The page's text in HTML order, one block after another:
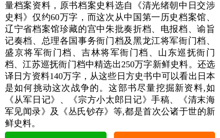
量档案资料，原书档案史料选自《清光绪朝中日交涉
史料》仅约60万字，而这次从中国第一历史档案馆、
辽宁省档案馆珍藏的宫中朱批奏折档、电报档、谕旨
记奏档、总理各国事务衙门档及黑龙江将军衙门档、
盛京将军衙门档、吉林将军衙门档、山东巡抚衙门
档、江苏巡抚衙门档中精选出250万字新鲜史料。还选
译日方资料140万字，从这些日方史书中可以看出日本
是如何挑动这次战争的。这部书尽量挖掘新资料,如
《从军日记》、《宗方小太郎日记》手稿、《清末海
军见闻录》及《丛氏钞存》等,都是首次公诸于世的新
鲜史料。